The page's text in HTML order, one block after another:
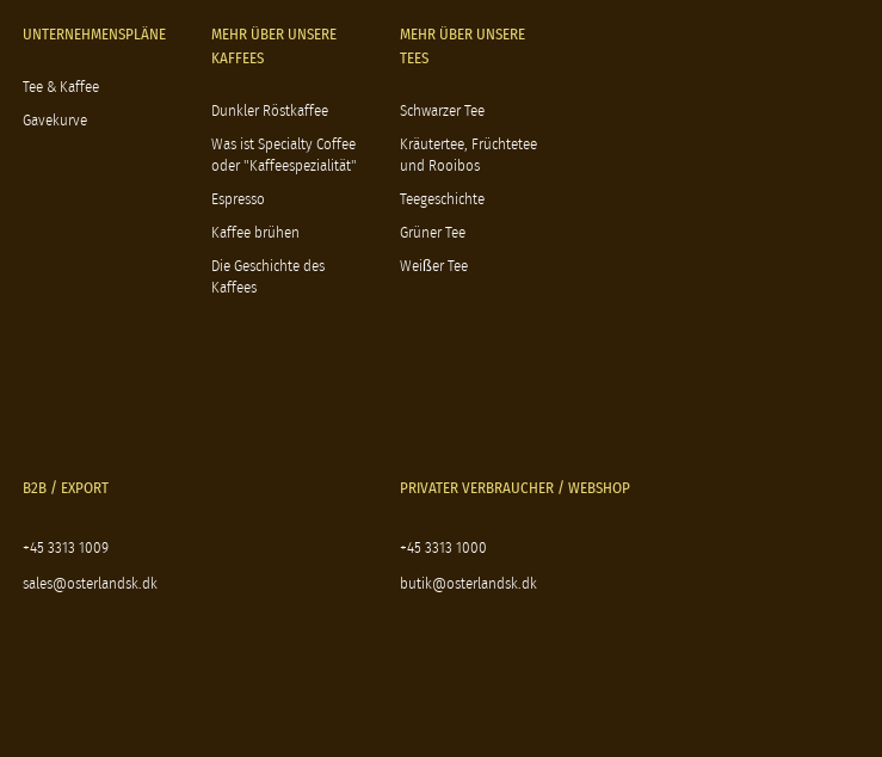
UNTERNEHMENSPLÄNE
Tee & Kaffee
Gavekurve
MEHR ÜBER UNSERE
KAFFEES
Dunkler Röstkaffee
Was ist Specialty Coffee
oder "Kaffeespezialität"
Espresso
Kaffee brühen
Die Geschichte des
Kaffees
MEHR ÜBER UNSERE
TEES
Schwarzer Tee
Kräutertee, Früchtetee
und Rooibos
Teegeschichte
Grüner Tee
Weißer Tee
B2B / EXPORT
+45 3313 1009
sales@osterlandsk.dk
PRIVATER VERBRAUCHER / WEBSHOP
+45 3313 1000
butik@osterlandsk.dk